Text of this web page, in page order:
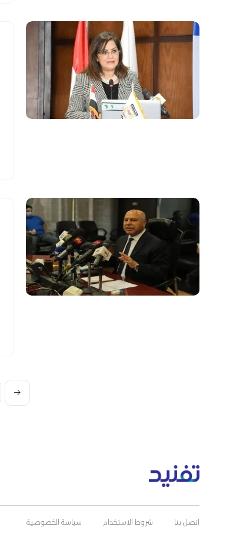
اتصل بنا شروط الاستخدام سياسة الخصوصية